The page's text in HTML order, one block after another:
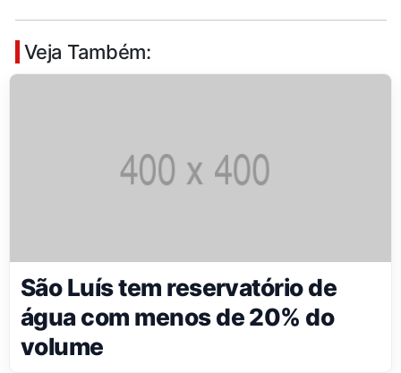
Veja Também:
São Luís tem reservatório de
água com menos de 20% do
volume